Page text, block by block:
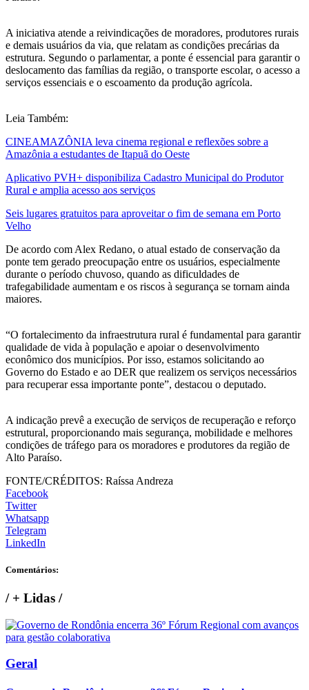
A iniciativa atende a reivindicações de moradores, produtores rurais
e demais usuários da via, que relatam as condições precárias da
estrutura. Segundo o parlamentar, a ponte é essencial para garantir o
deslocamento das famílias da região, o transporte escolar, o acesso a
serviços essenciais e o escoamento da produção agrícola.
Leia Também:
CINEAMAZÔNIA leva cinema regional e reflexões sobre a
Amazônia a estudantes de Itapuã do Oeste
Aplicativo PVH+ disponibiliza Cadastro Municipal do Produtor
Rural e amplia acesso aos serviços
Seis lugares gratuitos para aproveitar o fim de semana em Porto
Velho
De acordo com Alex Redano, o atual estado de conservação da
ponte tem gerado preocupação entre os usuários, especialmente
durante o período chuvoso, quando as dificuldades de
trafegabilidade aumentam e os riscos à segurança se tornam ainda
maiores.
“O fortalecimento da infraestrutura rural é fundamental para garantir
qualidade de vida à população e apoiar o desenvolvimento
econômico dos municípios. Por isso, estamos solicitando ao
Governo do Estado e ao DER que realizem os serviços necessários
para recuperar essa importante ponte”, destacou o deputado.
A indicação prevê a execução de serviços de recuperação e reforço
estrutural, proporcionando mais segurança, mobilidade e melhores
condições de tráfego para os moradores e produtores da região de
Alto Paraíso.
FONTE/CRÉDITOS: Raíssa Andreza
Facebook
Twitter
Whatsapp
Telegram
LinkedIn
Comentários:
/+ Lidas /
Geral